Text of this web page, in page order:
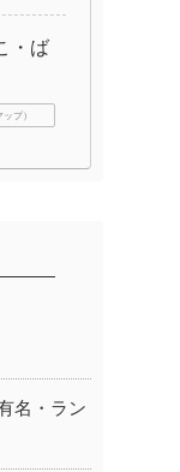
・ば
プ）
名・ラン